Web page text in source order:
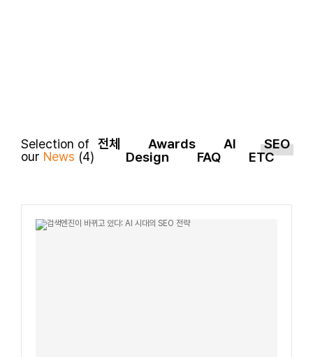
Selection of
our News (4)
전체 Awards AI
SEO
Design
FAQ ETC